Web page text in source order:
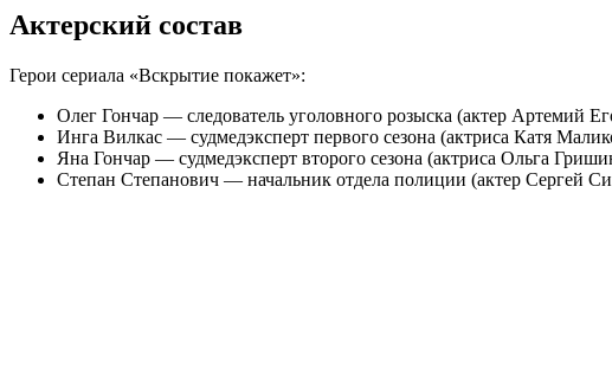
Актерский состав
Герои сериала «Вскрытие покажет»:
Олег Гончар — следователь уголовного розыска (актер Артемий
Инга Вилкас — судмедэксперт первого сезона (актриса Катя
Яна Гончар — судмедэксперт второго сезона (актриса Ольга
Степан Степанович — начальник отдела полиции (актер Сергей